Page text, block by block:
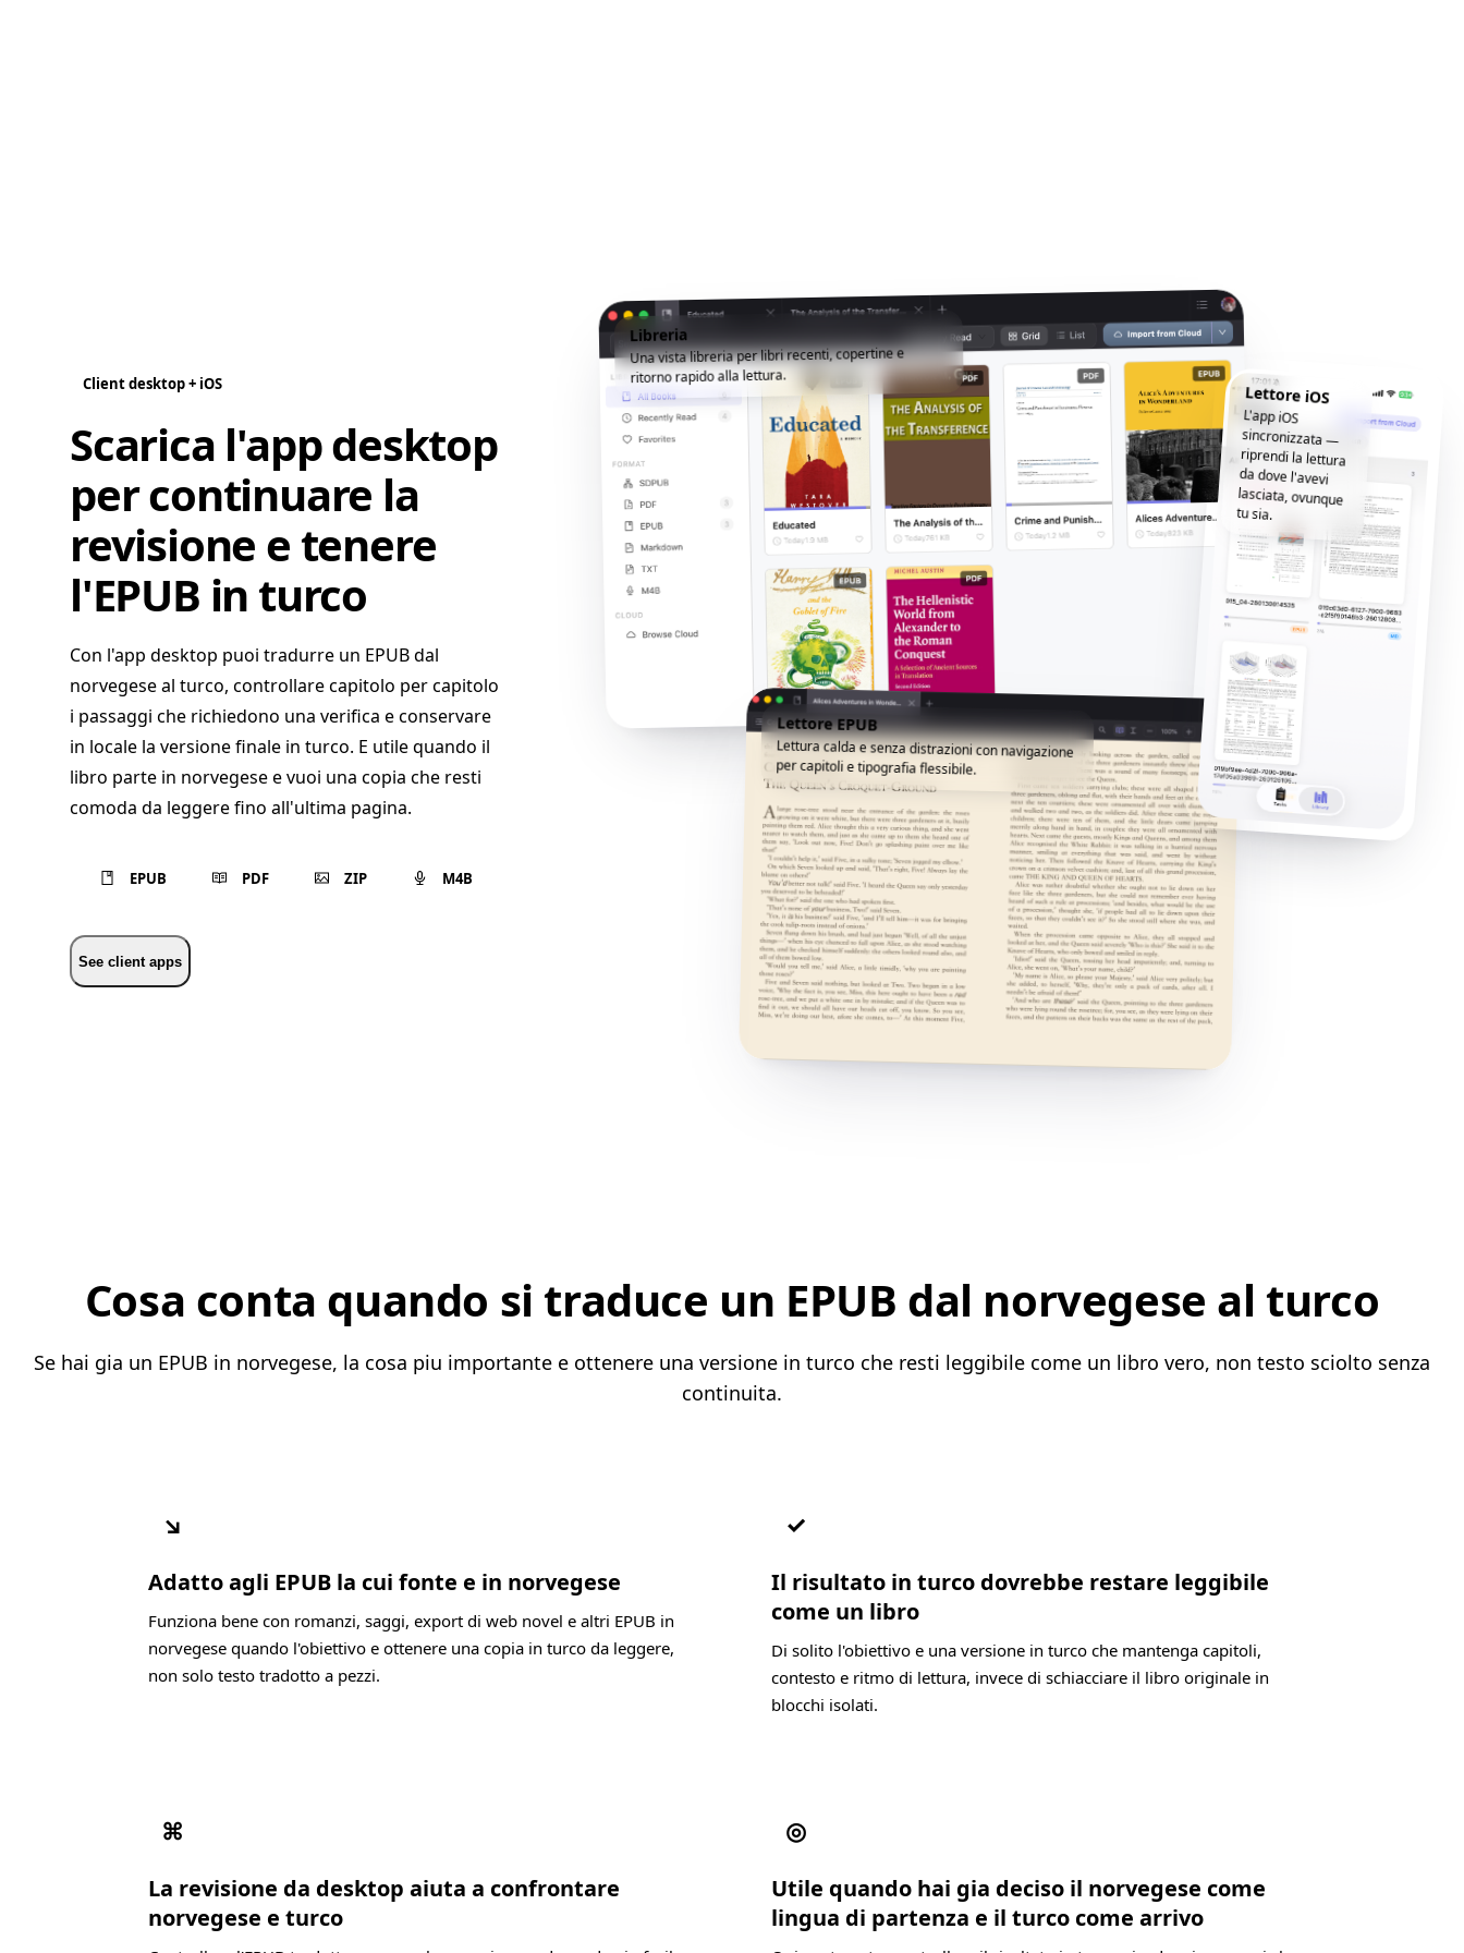
Client desktop + iOS
Scarica l'app desktop
per continuare la
revisione e tenere
l'EPUB in turco
Con l'app desktop puoi tradurre un EPUB dal
norvegese al turco, controllare capitolo per capitolo
i passaggi che richiedono una verifica e conservare
in locale la versione finale in turco. E utile quando il
libro parte in norvegese e vuoi una copia che resti
comoda da leggere fino all'ultima pagina.
EPUB PDF ZIP M4B
See client apps
Libreria
Una vista libreria per libri recenti, copertine e
ritorno rapido alla lettura.
Lettore EPUB
Lettura calda e senza distrazioni con navigazione
per capitoli e tipografia flessibile.
Lettore iOS
L'app iOS
sincronizzata —
riprendi la lettura
da dove l'avevi
lasciata, ovunque
tu sia.
Cosa conta quando si traduce un EPUB dal norvegese al turco
Se hai gia un EPUB in norvegese, la cosa piu importante e ottenere una versione in turco che resti leggibile come un libro vero, non testo sciolto senza
continuita.
↘
Adatto agli EPUB la cui fonte e in norvegese
Funziona bene con romanzi, saggi, export di web novel e altri EPUB in
norvegese quando l'obiettivo e ottenere una copia in turco da leggere,
non solo testo tradotto a pezzi.
✓
Il risultato in turco dovrebbe restare leggibile
come un libro
Di solito l'obiettivo e una versione in turco che mantenga capitoli,
contesto e ritmo di lettura, invece di schiacciare il libro originale in
blocchi isolati.
⌘
La revisione da desktop aiuta a confrontare
norvegese e turco
◎
Utile quando hai gia deciso il norvegese come
lingua di partenza e il turco come arrivo